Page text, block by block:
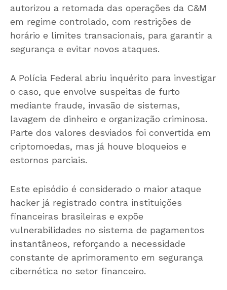
autorizou a retomada das operações da C&M
em regime controlado, com restrições de
horário e limites transacionais, para garantir a
segurança e evitar novos ataques.
A Polícia Federal abriu inquérito para investigar
o caso, que envolve suspeitas de furto
mediante fraude, invasão de sistemas,
lavagem de dinheiro e organização criminosa.
Parte dos valores desviados foi convertida em
criptomoedas, mas já houve bloqueios e
estornos parciais.
Este episódio é considerado o maior ataque
hacker já registrado contra instituições
financeiras brasileiras e expõe
vulnerabilidades no sistema de pagamentos
instantâneos, reforçando a necessidade
constante de aprimoramento em segurança
cibernética no setor financeiro.